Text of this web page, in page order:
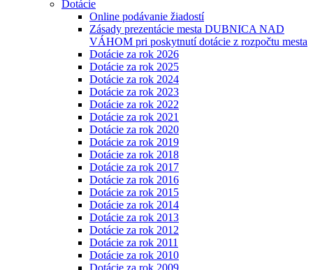
Dotácie
Online podávanie žiadostí
Zásady prezentácie mesta DUBNICA NAD
VÁHOM pri poskytnutí dotácie z rozpočtu mesta
Dotácie za rok 2026
Dotácie za rok 2025
Dotácie za rok 2024
Dotácie za rok 2023
Dotácie za rok 2022
Dotácie za rok 2021
Dotácie za rok 2020
Dotácie za rok 2019
Dotácie za rok 2018
Dotácie za rok 2017
Dotácie za rok 2016
Dotácie za rok 2015
Dotácie za rok 2014
Dotácie za rok 2013
Dotácie za rok 2012
Dotácie za rok 2011
Dotácie za rok 2010